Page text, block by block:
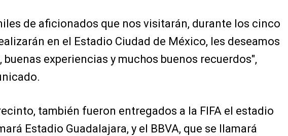
de aficionados que nos visitarán, durante los cinco
en el Estadio Ciudad de México, les deseamos
experiencias y muchos buenos recuerdos",
también fueron entregados a la FIFA el estadio
Estadio Guadalajara, y el BBVA, que se llamará